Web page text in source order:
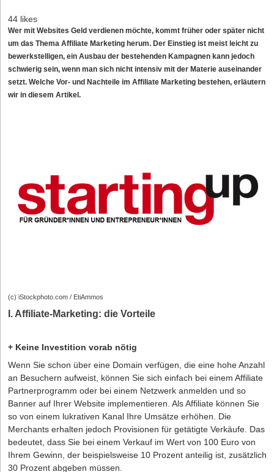
44 likes
Wer mit Websites Geld verdienen möchte, kommt früher oder später nicht
um das Thema Affiliate Marketing herum. Der Einstieg ist meist leicht zu
bewerkstelligen, ein Ausbau der bestehenden Kampagnen kann jedoch
schwierig sein, wenn man sich nicht intensiv mit der Materie auseinander
setzt. Welche Vor- und Nachteile im Affiliate Marketing bestehen, erläutern
wir in diesem Artikel.
(c) iStockphoto.com / EtiAmmos
I. Affiliate-Marketing: die Vorteile
+ Keine Investition vorab nötig
Wenn Sie schon über eine Domain verfügen, die eine hohe Anzahl
an Besuchern aufweist, können Sie sich einfach bei einem Affiliate
Partnerprogramm oder bei einem Netzwerk anmelden und so
Banner auf Ihrer Website implementieren. Als Affiliate können Sie
so von einem lukrativen Kanal Ihre Umsätze erhöhen. Die
Merchants erhalten jedoch Provisionen für getätigte Verkäufe. Das
bedeutet, dass Sie bei einem Verkauf im Wert von 100 Euro von
Ihrem Gewinn, der beispielsweise 10 Prozent anteilig ist, zusätzlich
30 Prozent abgeben müssen.